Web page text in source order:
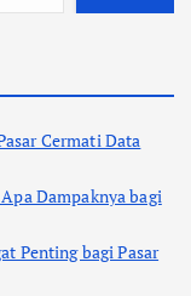
Cermati Data
Dampaknya bagi
Penting bagi Pasar